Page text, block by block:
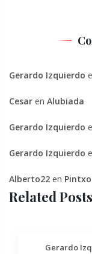
Gerardo Izquierdo
Cesar en Alubiada
Gerardo Izquierdo
Gerardo Izquierdo
Alberto22 en
Related Posts
Gerardo